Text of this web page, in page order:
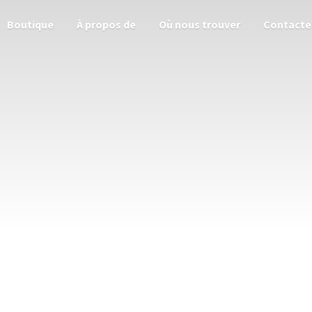
Boutique À propos de Où nous trouver